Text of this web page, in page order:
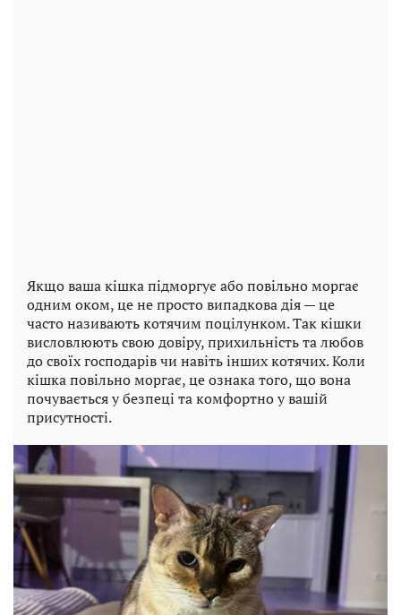
Якщо ваша кішка підморгує або повільно моргає
одним оком, це не просто випадкова дія — це
часто називають котячим поцілунком. Так кішки
висловлюють свою довіру, прихильність та любов
до своїх господарів чи навіть інших котячих. Коли
кішка повільно моргає, це ознака того, що вона
почувається у безпеці та комфортно у вашій
присутності.